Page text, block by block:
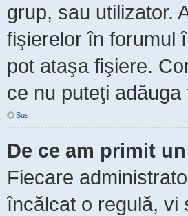
grup, sau utilizator.
fişierelor în forumul
pot ataşa fişiere.
ce nu puteţi
Sus
De ce am primit
Fiecare
încălcat o regulă, vi